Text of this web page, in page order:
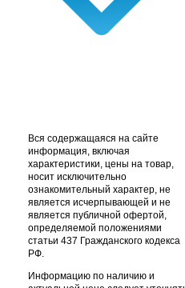
Вся содержащаяся на сайте
информация, включая
характеристики, цены на товар,
носит исключительно
ознакомительный характер, не
является исчерпывающей и не
является публичной офертой,
определяемой положениями
статьи 437 Гражданского кодекса
РФ.
Информацию по наличию и